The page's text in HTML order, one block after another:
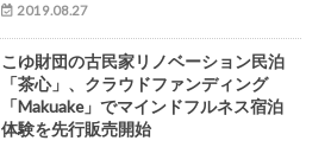
2019.08.27
こゆ財団の古民家リノベーション民泊
「茶心」、クラウドファンディング
「Makuake」でマインドフルネス宿泊
体験を先行販売開始